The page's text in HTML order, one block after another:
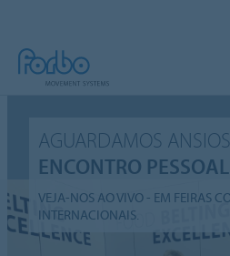
AGUARDAMOS
ENCONTRO PESSOAL
VEJA-NOS AO VIVO - EM FEIRAS
INTERNACIONAIS.